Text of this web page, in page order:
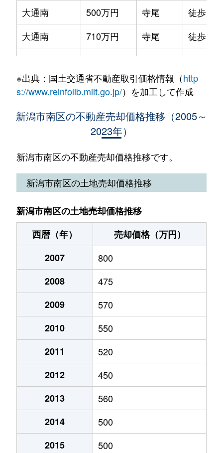
松橋
310万円 寺尾 徒歩1時
大通南 500万円 寺尾
徒歩1時
大通南
710万円 寺尾
徒歩1時
白根
290万円 矢代田
徒歩1時
30万円
白根
3,200万円 矢代田
白根東町
130万円 矢代田
白根水道町
630万円
白根水道町
300万円 矢代田
徒歩2時
白根日の出町
白根古川
12,000万円
新生町
1,900万円
100万円
250万円
17万円
新飯田
55万円
西萱場
1,100万円
※出典：国土交通省不動産取引価格情報（http
s://www.reinfolib.mlit.go.jp/）を加工して作成
新潟市南区の不動産売却価格推移（2005～
2023年）
新潟市南区の不動産売却価格推移です。
新潟市南区の土地売却価格推移
新潟市南区の土地売却価格推移
西暦（年）
売却価格（万円）
2007
800
2008
475
2009
570
2010
550
2011
520
2012
450
2013
560
2014
500
2015
500